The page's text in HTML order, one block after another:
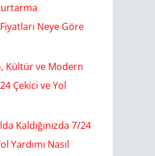
Neye Göre
Kültür ve Modern
Çekici ve Yol
Kaldığınızda 7/24
Yardımı Nasıl